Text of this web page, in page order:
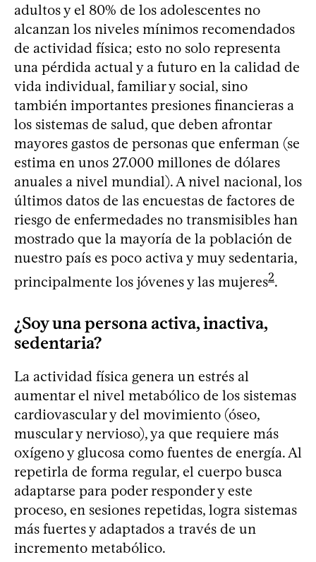
adultos y el 80% de los adolescentes no
alcanzan los niveles mínimos recomendados
de actividad física; esto no solo representa
una pérdida actual y a futuro en la calidad de
vida individual, familiar y social, sino
también importantes presiones financieras a
los sistemas de salud, que deben afrontar
mayores gastos de personas que enferman (se
estima en unos 27.000 millones de dólares
anuales a nivel mundial). A nivel nacional, los
últimos datos de las encuestas de factores de
riesgo de enfermedades no transmisibles han
mostrado que la mayoría de la población de
nuestro país es poco activa y muy sedentaria,
principalmente los jóvenes y las mujeres2.
¿Soy una persona activa, inactiva,
sedentaria?
La actividad física genera un estrés al
aumentar el nivel metabólico de los sistemas
cardiovascular y del movimiento (óseo,
muscular y nervioso), ya que requiere más
oxígeno y glucosa como fuentes de energía. Al
repetirla de forma regular, el cuerpo busca
adaptarse para poder responder y este
proceso, en sesiones repetidas, logra sistemas
más fuertes y adaptados a través de un
incremento metabólico.